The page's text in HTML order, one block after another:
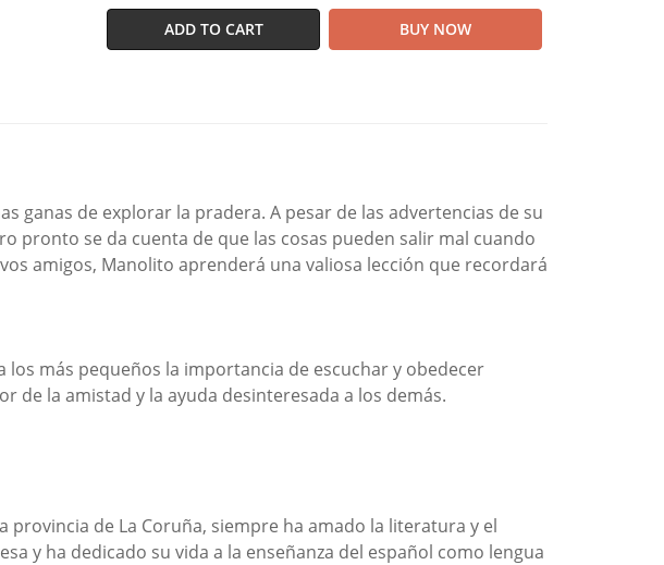
ADD TO CART BUY NOW
ganas de explorar la pradera. A pesar de las advertencias de su
pronto se da cuenta de que las cosas pueden salir mal cuando
amigos, Manolito aprenderá una valiosa lección que recordará
más pequeños la importancia de escuchar y obedecer
de la amistad y la ayuda desinteresada a los demás.
de La Coruña, siempre ha amado la literatura y el
y ha dedicado su vida a la enseñanza del español como lengua